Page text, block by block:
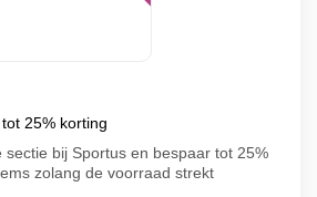
25% korting
sectie bij Sportus en bespaar tot 25%
zolang de voorraad strekt